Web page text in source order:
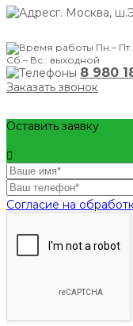
г. Москва,
Пн.–
Сб.– Вс.: выходной
8 980
Заказать звонок
Оставить заявку
Согласие на